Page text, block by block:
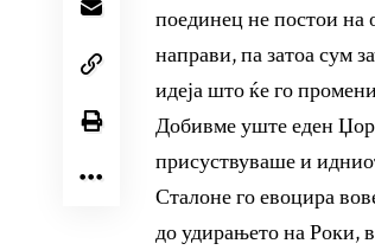
поединец не постои на
направи, па затоа сум
идеја што ќе го
Добивме уште еден
присуствуваше и
Сталоне го евоцира
до удирањето на Роки,